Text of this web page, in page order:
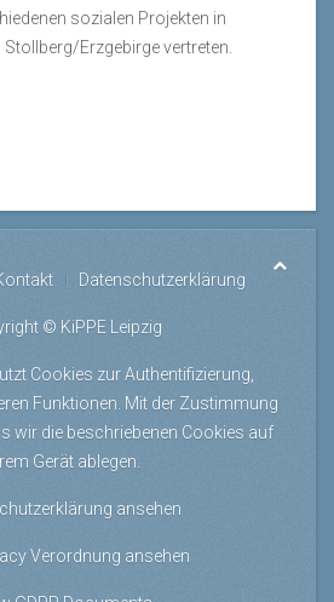
sozialen Projekten in
Stollberg/Erzgebirge vertreten.
Datenschutzerklärung
© KiPPE Leipzig
Cookies zur Authentifizierung,
Funktionen. Mit der Zustimmung
wir die beschriebenen Cookies auf
Gerät ablegen.
ansehen
Verordnung ansehen